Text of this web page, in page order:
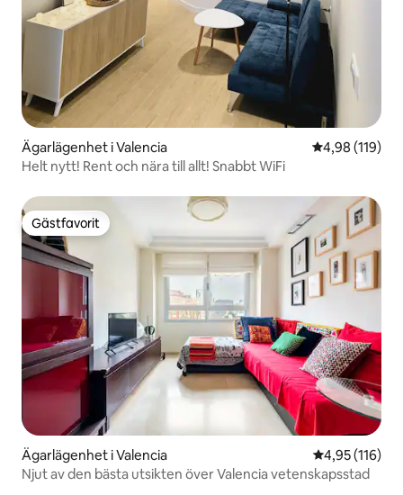
Ägarlägenhet i Valencia 4,98 av 5 i
4,98 (119)
Helt nytt! Rent och nära till allt! Snabbt WiFi
Gästfavorit
Gästfavorit
Ägarlägenhet i Valencia 4,95 av 5 i
4,95 (116)
Njut av den bästa utsikten över Valencia vetenskapsstad